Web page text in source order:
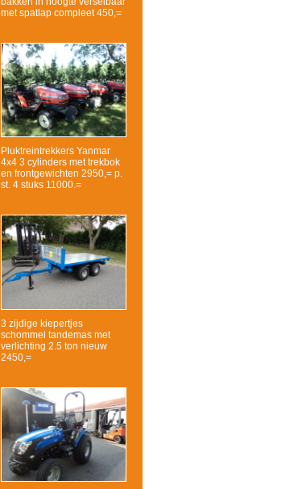
met spatlap compleet 450,=
Pluktreintrekkers Yanmar
4x4 3 cylinders met trekbok
en frontgewichten 2950,= p.
st. 4 stuks 11000.=
3 zijdige kiepertjes
schommel tandemas met
verlichting 2.5 ton nieuw
2450,=